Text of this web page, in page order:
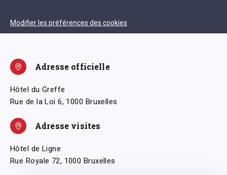
Modifier les préférences des cookies
Adresse officielle
Hôtel du Greffe
Rue de la Loi 6, 1000 Bruxelles
Adresse visites
Hôtel de Ligne
Rue Royale 72, 1000 Bruxelles